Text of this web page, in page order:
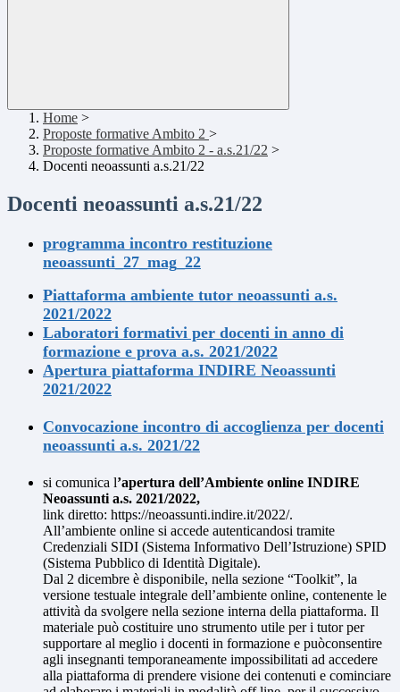
Home >
Proposte formative Ambito 2 >
Proposte formative Ambito 2 - a.s.21/22 >
Docenti neoassunti a.s.21/22
Docenti neoassunti a.s.21/22
programma incontro restituzione
neoassunti_27_mag_22
Piattaforma ambiente tutor neoassunti a.s.
2021/2022
Laboratori formativi per docenti in anno di
formazione e prova a.s. 2021/2022
Apertura piattaforma INDIRE Neoassunti
2021/2022
Convocazione incontro di accoglienza per docenti
neoassunti a.s. 2021/22
si comunica l’apertura dell’Ambiente online INDIRE
Neoassunti a.s. 2021/2022,
link diretto: https://neoassunti.indire.it/2022/.
All’ambiente online si accede autenticandosi tramite
Credenziali SIDI (Sistema Informativo Dell’Istruzione) SPID
(Sistema Pubblico di Identità Digitale).
Dal 2 dicembre è disponibile, nella sezione “Toolkit”, la
versione testuale integrale dell’ambiente online, contenente le
attività da svolgere nella sezione interna della piattaforma. Il
materiale può costituire uno strumento utile per i tutor per
supportare al meglio i docenti in formazione e puòconsentire
agli insegnanti temporaneamente impossibilitati ad accedere
alla piattaforma di prendere visione dei contenuti e cominciare